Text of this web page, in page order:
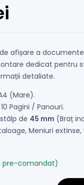
afișare a
dedicat pentru
detaliate.
(Mare).
10 Pagini / Panouri.
de 45 mm (Braț
Meniuri extinse,
pre-comandat)